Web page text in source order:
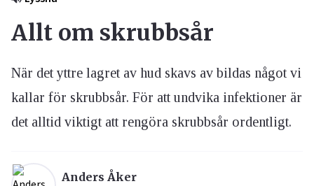
Allt om skrubbsår
När det yttre lagret av hud skavs av bildas något vi
kallar för skrubbsår. För att undvika infektioner är
det alltid viktigt att rengöra skrubbsår ordentligt.
Anders Åker